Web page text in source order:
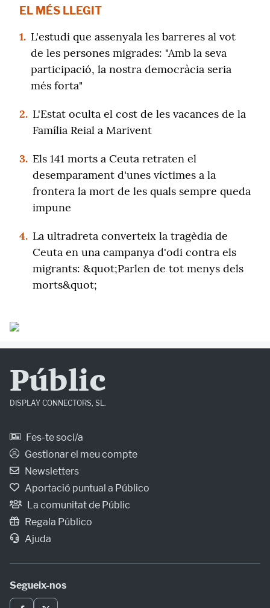
EL MÉS LLEGIT
1. L'estudi que assenyala les barreres al vot
de les persones migrades: "Amb la seva
participació, la nostra democràcia seria
més forta"
2. L'Estat oculta el cost de les vacances de la
Família Reial a Marivent
3. Els 141 morts a Ceuta retraten el
desemparament d'unes víctimes a la
frontera la mort de les quals sempre queda
impune
4. La ultradreta converteix la tragèdia de
Ceuta en una campanya d'odi contra els
migrants: &quot;Parlen de tot menys dels
morts&quot;
Públic
DISPLAY CONNECTORS, SL.
Fes-te soci/a
Gestionar el meu compte
Newsletters
Aportació puntual a Público
La comunitat de Públic
Regala Público
Ajuda
Segueix-nos